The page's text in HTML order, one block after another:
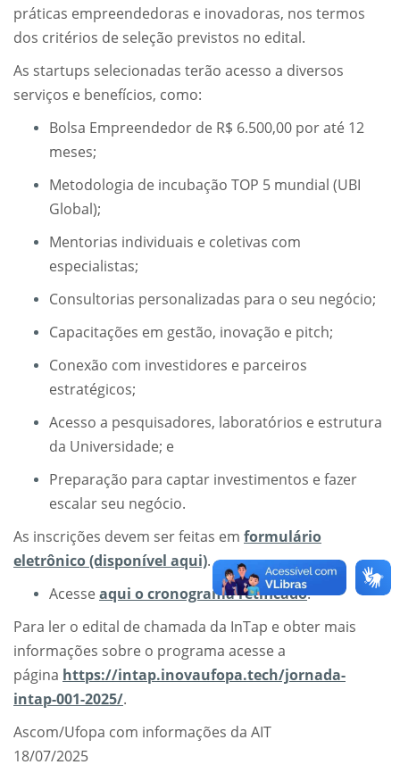
práticas empreendedoras e inovadoras, nos termos
dos critérios de seleção previstos no edital.
As startups selecionadas terão acesso a diversos
serviços e benefícios, como:
Bolsa Empreendedor de R$ 6.500,00 por até 12
meses;
Metodologia de incubação TOP 5 mundial (UBI
Global);
Mentorias individuais e coletivas com
especialistas;
Consultorias personalizadas para o seu negócio;
Capacitações em gestão, inovação e pitch;
Conexão com investidores e parceiros
estratégicos;
Acesso a pesquisadores, laboratórios e estrutura
da Universidade; e
Preparação para captar investimentos e fazer
escalar seu negócio.
As inscrições devem ser feitas em formulário
eletrônico (disponível aqui).
Acesse aqui o cronograma retificado.
Para ler o edital de chamada da InTap e obter mais
informações sobre o programa acesse a
página https://intap.inovaufopa.tech/jornada-
intap-001-2025/.
Ascom/Ufopa com informações da AIT
18/07/2025